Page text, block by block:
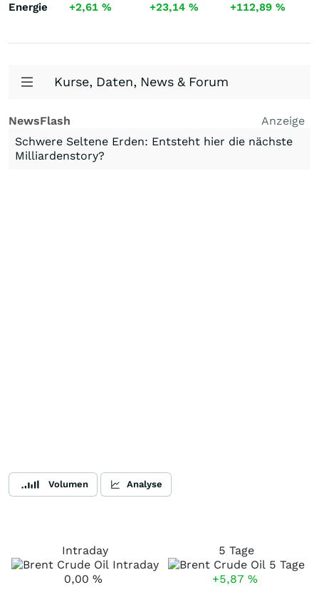
Energie +2,61 % +23,14 % +112,89 %
Kurse, Daten, News & Forum
NewsFlash
Anzeige
Schwere Seltene Erden: Entsteht hier die nächste
Milliardenstory?
Volumen Analyse
Intraday
0,00 %
5 Tage
+5,87 %